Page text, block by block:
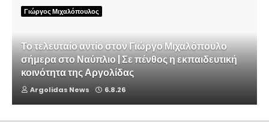
Γιώργος Μιχαλόπουλος
Το τελευταίο αντίο στον Γιώργο Μιχαλόπουλο
σήμερα στο Ναύπλιο | Σε πένθος η εκπαιδευτική
κοινότητα της Αργολίδας
Argolidas News 6.8.26